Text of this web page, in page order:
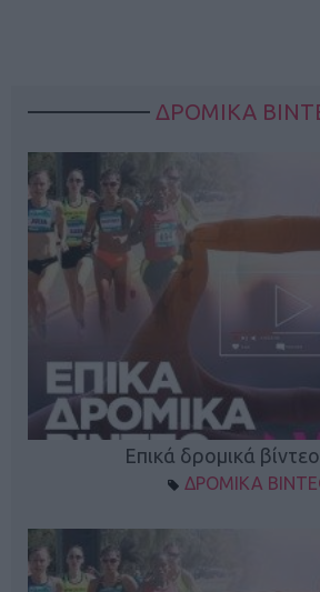
ΔΡΟΜΙΚΑ
Επικά δρομικά
ΔΡΟΜΙΚΑ